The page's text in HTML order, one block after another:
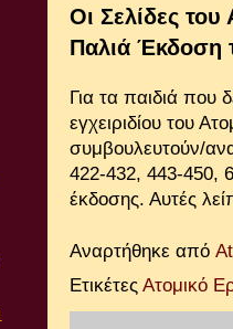
Οι Σελίδες
Παλιά Έκδοση
Για τα παιδιά που
εγχειριδίου του
συμβουλευτούν/
422-432, 443-450,
έκδοσης. Αυτές
Αναρτήθηκε από
Ετικέτες Ατομικό